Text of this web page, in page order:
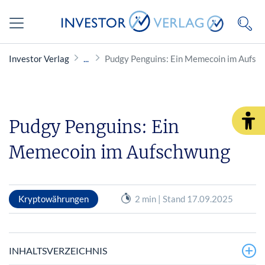
Investor Verlag Pudgy Penguins: Ein Memecoin im
Pudgy Penguins: Ein
Memecoin im Aufschwung
Kryptowährungen 2 min | Stand 17.09.2025
INHALTSVERZEICHNIS